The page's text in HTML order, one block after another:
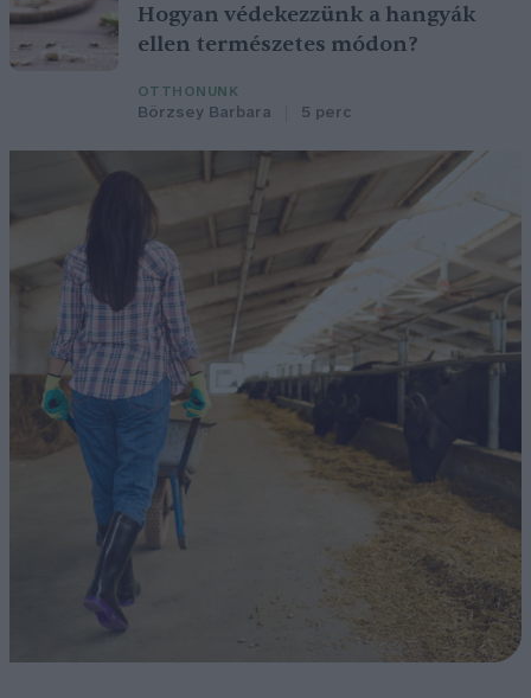
Hogyan védekezzünk a hangyák
ellen természetes módon?
OTTHONUNK
Börzsey Barbara 5 perc